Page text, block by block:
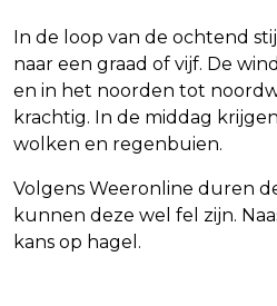
In de loop van de ochtend
naar een graad of vijf. De
en in het noorden tot
krachtig. In de middag
wolken en regenbuien.
Volgens Weeronline duren
kunnen deze wel fel zijn.
kans op hagel.